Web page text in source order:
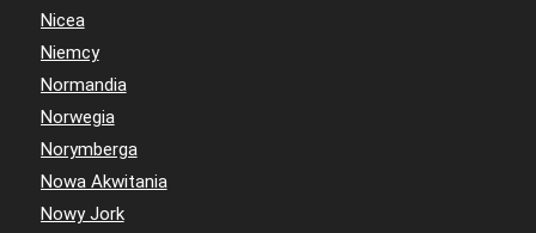
Nicea
Niemcy
Normandia
Norwegia
Norymberga
Nowa Akwitania
Nowy Jork